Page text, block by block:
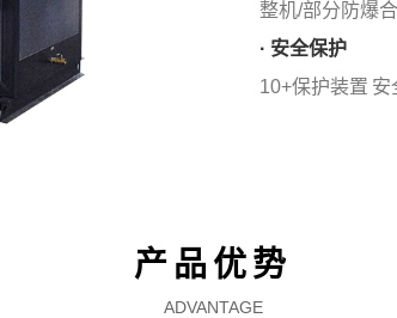
整机/部分防爆
· 安全保护
10+保护装置 安
产品优势
ADVANTAGE